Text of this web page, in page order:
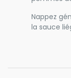
Nappez
la sauce